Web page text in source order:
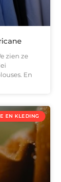
zien ze
En
EN KLEDING